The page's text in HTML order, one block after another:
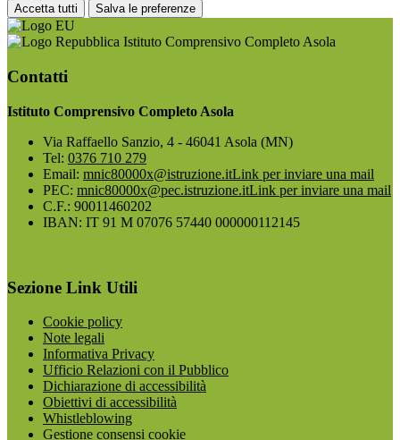
Accetta tutti Salva le preferenze
Istituto Comprensivo Completo Asola
Contatti
Istituto Comprensivo Completo Asola
Via Raffaello Sanzio, 4 - 46041 Asola (MN)
Tel: 0376 710 279
Email: mnic80000x@istruzione.itLink per inviare una mail
PEC: mnic80000x@pec.istruzione.itLink per inviare una mail
C.F.: 90011460202
IBAN: IT 91 M 07076 57440 000000112145
Sezione Link Utili
Cookie policy
Note legali
Informativa Privacy
Ufficio Relazioni con il Pubblico
Dichiarazione di accessibilità
Obiettivi di accessibilità
Whistleblowing
Gestione consensi cookie